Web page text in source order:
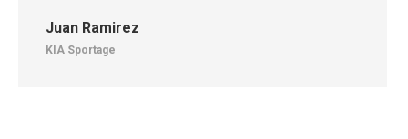
Juan Ramirez
KIA Sportage